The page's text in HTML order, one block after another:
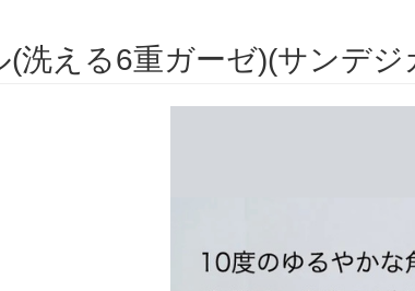
洗える6重ガーゼ)(サンデジ